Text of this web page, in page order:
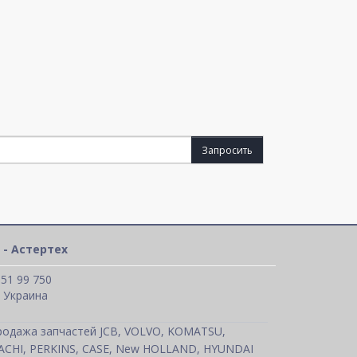
Запросить
Астертех
99 750
запчастей JCB, VOLVO, KOMATSU,
PERKINS, CASE, New HOLLAND, HYUNDAI